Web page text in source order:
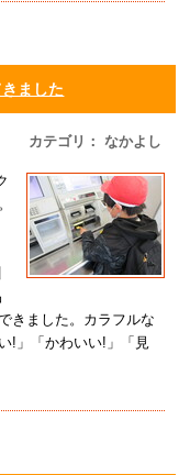
ました
カテゴリ： なかよし
きました。カラフルな
!」「かわいい!」「見